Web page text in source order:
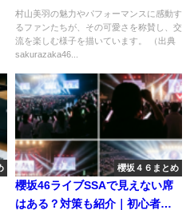
村山美羽の魅力やパフォーマンスに感動す
るファンたちが、その可愛さを称賛し、交
流を楽しむ様子を描いています。 （出典
sakurazaka46...
櫻坂４６まとめ
櫻坂46ライブSSAで見えない席
はある？対策も紹介｜初心者向